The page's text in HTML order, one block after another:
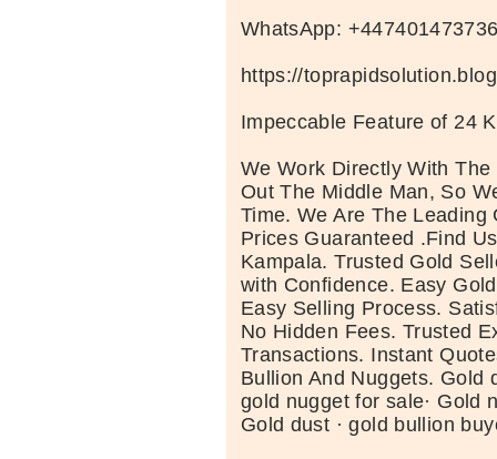
WhatsApp:
https://
Impeccable Feature of 24
We Work Directly With
Out The Middle Man, So
Time. We Are The Leading
Prices Guaranteed .Find
Kampala. Trusted Gold
with Confidence. Easy
Easy Selling Process.
No Hidden Fees. Trusted
Transactions. Instant
Bullion And Nuggets. Gold
gold nugget for sale· Gold
Gold dust · gold bullion